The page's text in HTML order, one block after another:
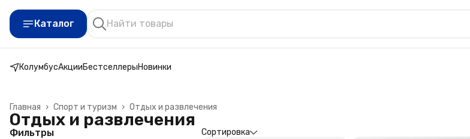
Каталог
КолумбусАкцииБестселлерыНовинки
Отдых и развлечения
Спорт и туризм ›
Главная ›
Отдых и развлечения
Фильтры Сортировка